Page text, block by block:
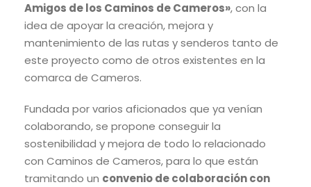
Amigos de los Caminos de Cameros», con la
idea de apoyar la creación, mejora y
mantenimiento de las rutas y senderos tanto de
este proyecto como de otros existentes en la
comarca de Cameros.
Fundada por varios aficionados que ya venían
colaborando, se propone conseguir la
sostenibilidad y mejora de todo lo relacionado
con Caminos de Cameros, para lo que están
tramitando un convenio de colaboración con